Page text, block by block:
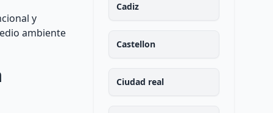
y
ambiente
Cadiz
Castellon
Ciudad real